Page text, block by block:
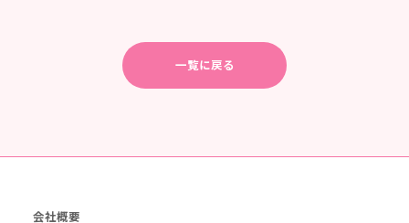
一覧に戻る
会社概要